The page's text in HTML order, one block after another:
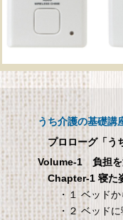
呼び出しチャイ
X810
呼び出しチャイムセッ
うち介護の基礎講
プロローグ「う
Volume-1 負担を
Chapter-1 寝た
・１ ベッド
・２ ベッドに